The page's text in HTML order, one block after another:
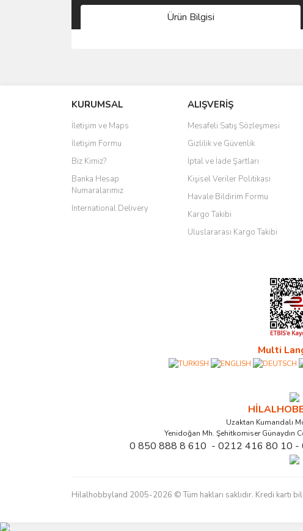
Ürün Bilgisi
KURUMSAL
İletişim ve Maps
İletişim Formu
Biz Kimiz?
Banka Hesap
Numaralarımız
International Delivery
ALIŞVERİŞ
Mesafeli Satış Sözleşmesi
Gizlilik ve Güvenlik
İptal ve İade Şartları
Kişisel Veriler Politikası
Havale Bildirim Formu
Kargo Takibi
Uluslararası Kargo Takibi
Multi
Uzaktan Kumandalı
Yenidoğan Mh. Şehitkomiser Günaydın
0 850 888 8 610 - 0212 416 80 10
Hilalhobbyland 2005-2026 © Tüm hakları saklıdır. Kredi kartı